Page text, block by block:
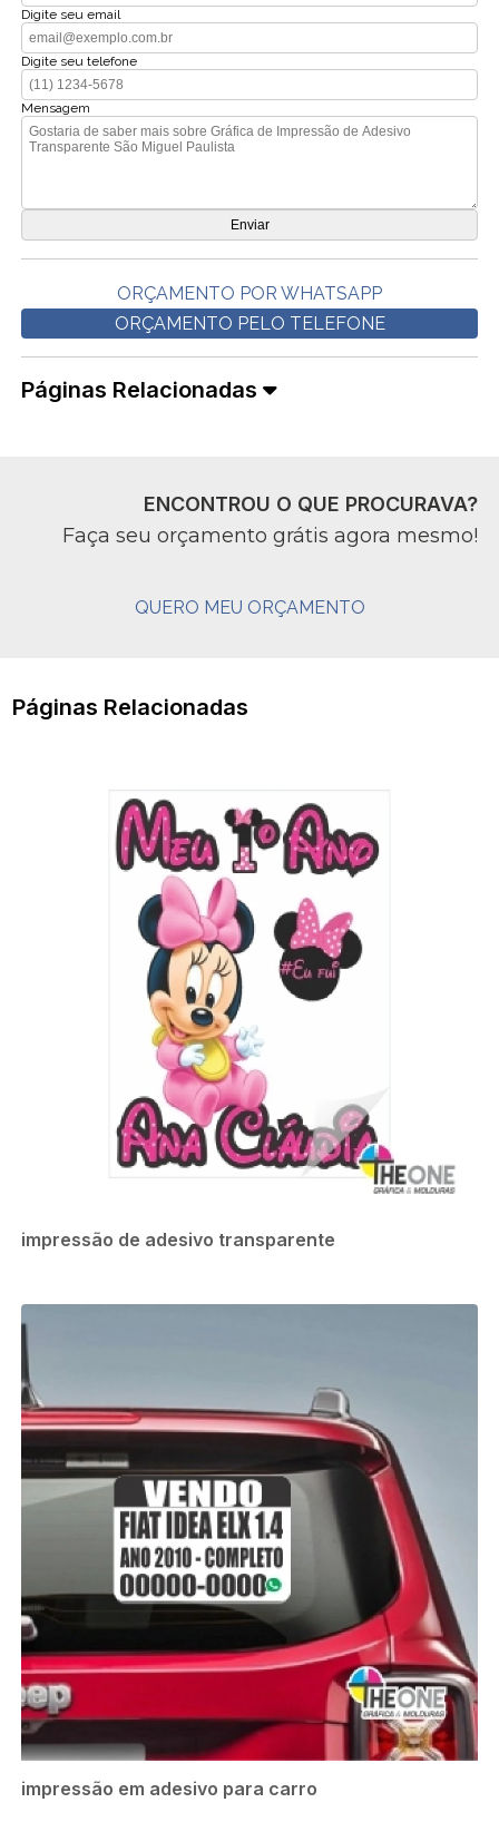
Digite seu email
Digite seu telefone
Mensagem
ORÇAMENTO POR WHATSAPP
ORÇAMENTO PELO TELEFONE
Páginas Relacionadas
ENCONTROU O QUE PROCURAVA?
Faça seu orçamento grátis agora mesmo!
QUERO MEU ORÇAMENTO
Páginas Relacionadas
impressão de adesivo transparente
impressão em adesivo para carro